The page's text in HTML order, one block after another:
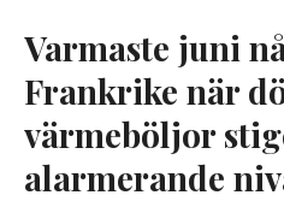
Varmaste juni
Frankrike när
värmeböljor
alarmerande